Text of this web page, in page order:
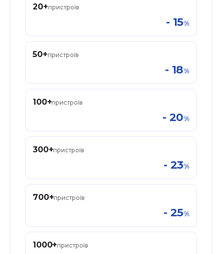
20+пристроїв
- 15%
50+пристроїв
- 18%
100+пристроїв
- 20%
300+пристроїв
- 23%
700+пристроїв
- 25%
1000+пристроїв